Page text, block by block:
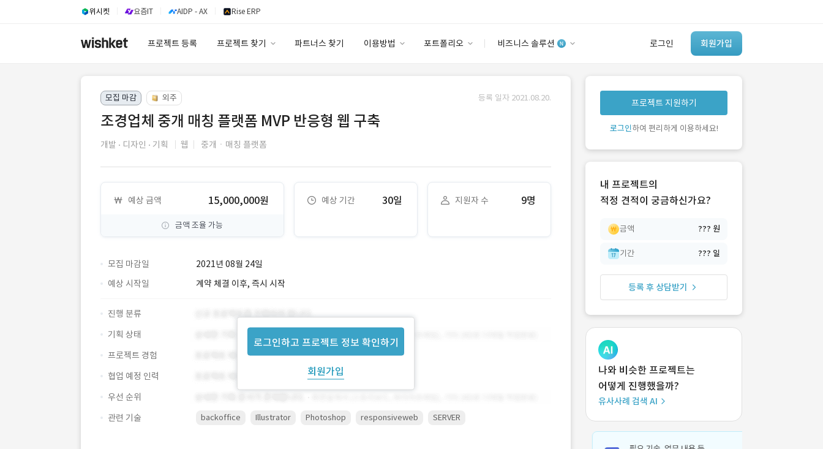
위시켓 요즘IT AIDP - AX Rise ERP
프로젝트 등록 프로젝트 찾기 파트너스 찾기 이용방법 포트폴리오 비즈니스 솔루션 로그인 회원가입
이용요금
고객센터
안심 코드 케어
유사사례 검색 AI
‘이런 거’ 만들어본
개발 회사 있어?
모집 마감 외주 등록 일자 2021.08.20.
조경업체 중개 매칭 플랫폼 MVP 반응형 웹 구축
개발 디자인 기획 웹 중개ㆍ매칭 플랫폼
예상 금액 15,000,000원
금액 조율 가능
예상 기간 30일 지원자 수 9명
모집 마감일 2021년 08월 24일
로그인하고 프로젝트 정보 확인하기
회원가입
예상 시작일 계약 체결 이후, 즉시 시작
진행 분류
기획 상태
프로젝트 경험
협업 예정 인력
우선 순위
관련 기술
backoffice Illustrator Photoshop responsiveweb SERVER
프로젝트 지원하기
로그인하여 편리하게 이용하세요!
내 프로젝트의
적정 견적이 궁금하신가요?
금액 ??? 원
기간 ??? 일
등록 후 상담받기
나와 비슷한 프로젝트는
어떻게 진행했을까?
유사사례 검색 AI